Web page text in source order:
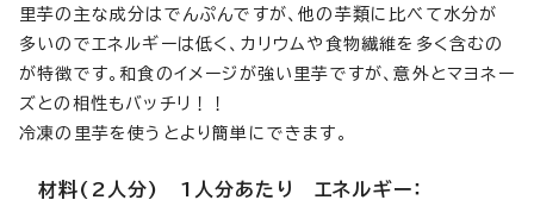
里芋の主な成分はでんぷんですが、他の芋類に比べて水分が
多いのでエネルギーは低く、カリウムや食物繊維を多く含むの
が特徴です。和食のイメージが強い里芋ですが、意外とマヨネー
ズとの相性もバッチリ！！
冷凍の里芋を使うとより簡単にできます。
材料(2人分) 1人分あたり エネルギー：